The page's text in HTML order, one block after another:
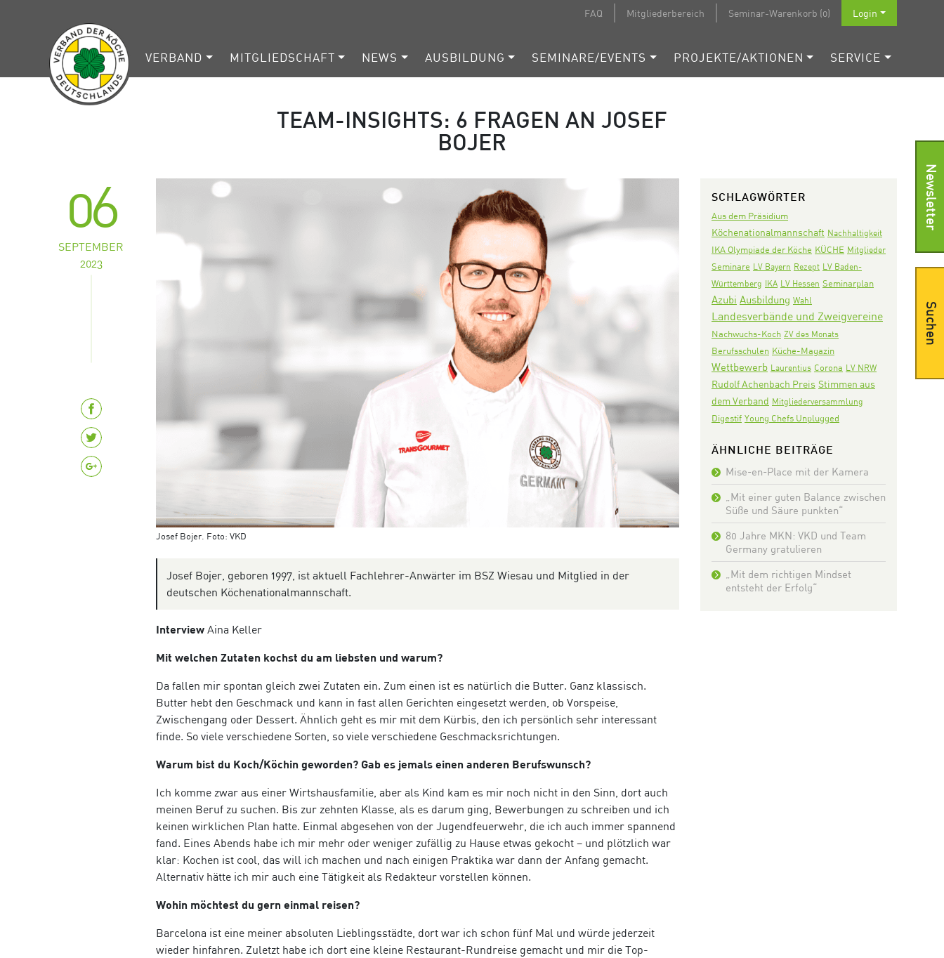
FAQ Mitgliederbereich Seminar-Warenkorb (0) Login
VERBAND MITGLIEDSCHAFT NEWS AUSBILDUNG SEMINARE/EVENTS PROJEKTE/AKTIONEN SERVICE
TEAM-INSIGHTS: 6 FRAGEN AN JOSEF
BOJER
06
SEPTEMBER
2023
Josef Bojer. Foto: VKD
Josef Bojer, geboren 1997, ist aktuell Fachlehrer-Anwärter im BSZ Wiesau und Mitglied in der
deutschen Köchenationalmannschaft.
Interview Aina Keller
Mit welchen Zutaten kochst du am liebsten und warum?
Da fallen mir spontan gleich zwei Zutaten ein. Zum einen ist es natürlich die Butter. Ganz klassisch.
Butter hebt den Geschmack und kann in fast allen Gerichten eingesetzt werden, ob Vorspeise,
Zwischengang oder Dessert. Ähnlich geht es mir mit dem Kürbis, den ich persönlich sehr interessant
finde. So viele verschiedene Sorten, so viele verschiedene Geschmacksrichtungen.
Warum bist du Koch/Köchin geworden? Gab es jemals einen anderen Berufswunsch?
Ich komme zwar aus einer Wirtshausfamilie, aber als Kind kam es mir noch nicht in den Sinn, dort auch
meinen Beruf zu suchen. Bis zur zehnten Klasse, als es darum ging, Bewerbungen zu schreiben und ich
keinen wirklichen Plan hatte. Einmal abgesehen von der Jugendfeuerwehr, die ich auch immer spannend
fand. Eines Abends habe ich mir mehr oder weniger zufällig zu Hause etwas gekocht – und plötzlich war
klar: Kochen ist cool, das will ich machen und nach einigen Praktika war dann der Anfang gemacht.
Alternativ hätte ich mir auch eine Tätigkeit als Redakteur vorstellen können.
Wohin möchtest du gern einmal reisen?
Barcelona ist eine meiner absoluten Lieblingsstädte, dort war ich schon fünf Mal und würde jederzeit
wieder hinfahren. Zuletzt habe ich dort eine kleine Restaurant-Rundreise gemacht und mir die Top-
SCHLAGWÖRTER
Aus dem Präsidium
Köchenationalmannschaft Nachhaltigkeit
IKA Olympiade der Köche KÜCHE Mitglieder
Seminare LV Bayern Rezept LV Baden-
Württemberg IKA LV Hessen Seminarplan
Azubi Ausbildung Wahl
Landesverbände und Zweigvereine
Nachwuchs-Koch ZV des Monats
Berufsschulen Küche-Magazin
Wettbewerb Laurentius Corona LV NRW
Rudolf Achenbach Preis Stimmen aus
dem Verband Mitgliederversammlung
Digestif Young Chefs Unplugged
ÄHNLICHE BEITRÄGE
Mise-en-Place mit der Kamera
„Mit einer guten Balance zwischen
Süße und Säure punkten“
80 Jahre MKN: VKD und Team
Germany gratulieren
„Mit dem richtigen Mindset
entsteht der Erfolg“
Newsletter
Suchen